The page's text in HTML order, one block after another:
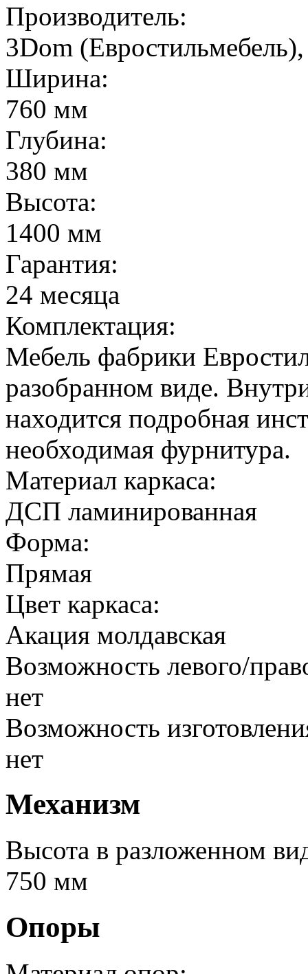
Производитель:
3Dom (Евростильмебель),
Ширина:
760 мм
Глубина:
380 мм
Высота:
1400 мм
Гарантия:
24 месяца
Комплектация:
Мебель фабрики
разобранном виде.
находится подробная
необходимая фурнитура.
Материал каркаса:
ДСП ламинированная
Форма:
Прямая
Цвет каркаса:
Акация молдавская
Возможность левого/
нет
Возможность
нет
Механизм
Высота в разложенном
750 мм
Опоры